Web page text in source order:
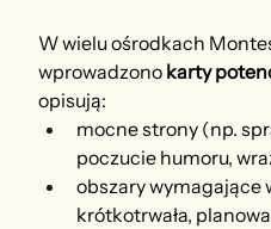
W wielu ośrodkach
wprowadzono karty
opisują:
mocne strony (np.
poczucie humoru,
obszary wymagające
krótkotrwała,